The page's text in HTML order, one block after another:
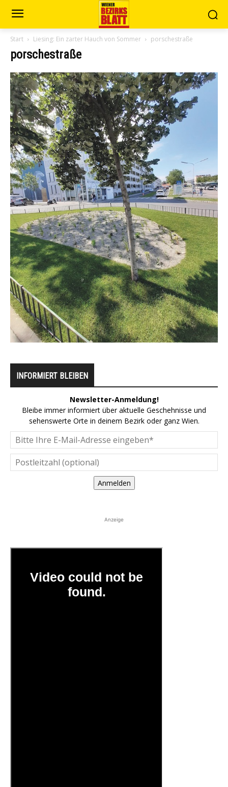
Start Liesing: Ein zarter Hauch von Sommer porschestraße
porschestraße
INFORMIERT BLEIBEN
Newsletter-Anmeldung!
Bleibe immer informiert über aktuelle Geschehnisse und
sehenswerte Orte in deinem Bezirk oder ganz Wien.
Anmelden
Anzeige